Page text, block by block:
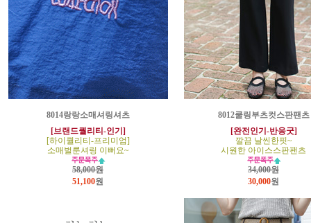
8014랑랑소매셔링셔츠
[브랜드퀄리티-인기]
[하이퀄리티-프리미엄]
소매벌룬셔링 이뻐요~
58,000원
51,100원
8012쿨링부츠컷스판팬츠
[완전인기-반응굿]
깔끔 날씬한핏~
시원한 아이스스판팬츠
34,000원
30,000원